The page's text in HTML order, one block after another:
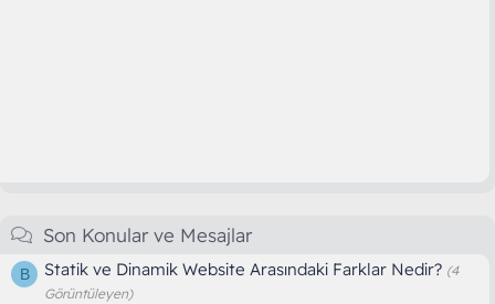
Son Konular ve Mesajlar
B Statik ve Dinamik Website Arasındaki Farklar Nedir? (4
Görüntüleyen)